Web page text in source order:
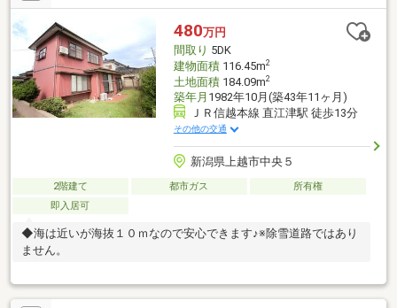
480万円
間取り 5DK
建物面積116.45m2
土地面積184.09m2
築年月 1982年10月(築43年11ヶ月)
ＪＲ信越本線 直江津駅 徒歩13分
その他の交通
新潟県上越市中央５
2階建て 都市ガス
所有権
即入居可
◆海は近いが海抜１０ｍなので安心できます♪※除雪道路ではあり
ません。